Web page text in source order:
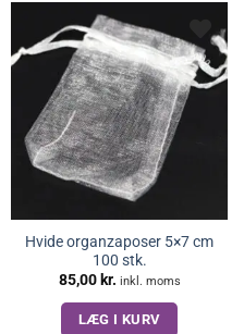
Hvide organzaposer 5×7 cm
100 stk.
85,00 kr. inkl. moms
LÆG I KURV